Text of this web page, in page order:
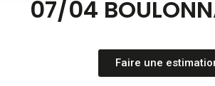
07/04
Faire une